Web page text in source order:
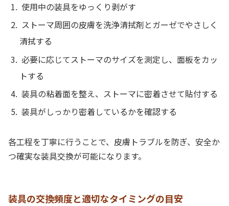
使用中の装具をゆっくり剥がす
ストーマ周囲の皮膚を洗浄清拭剤とガーゼでやさしく
清拭する
必要に応じてストーマのサイズを測定し、面板をカッ
トする
装具の粘着面を整え、ストーマに密着させて貼付する
装具がしっかり密着しているかを確認する
各工程を丁寧に行うことで、皮膚トラブルを防ぎ、安全か
つ確実な装具交換が可能になります。
装具の交換頻度と適切なタイミングの目安